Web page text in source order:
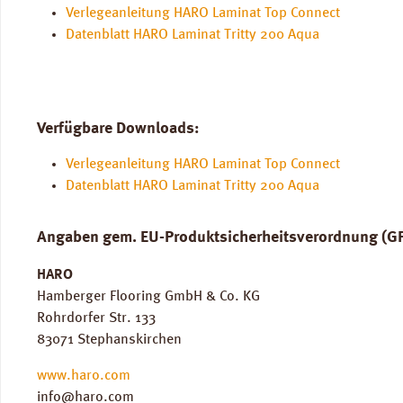
Verlegeanleitung HARO Laminat Top Connect
Datenblatt HARO Laminat Tritty 200 Aqua
Verfügbare Downloads:
Verlegeanleitung HARO Laminat Top Connect
Datenblatt HARO Laminat Tritty 200 Aqua
Angaben gem. EU-Produktsicherheitsverordnung
HARO
Hamberger Flooring GmbH & Co. KG
Rohrdorfer Str. 133
83071 Stephanskirchen
www.haro.com
info@haro.com